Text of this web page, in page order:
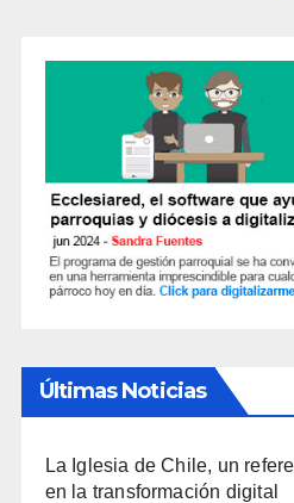
Últimas Noticias
La Iglesia de Chile, un
en la transformación digital